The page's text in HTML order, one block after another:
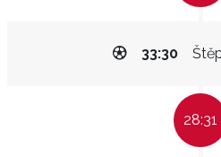
33:30
28:31